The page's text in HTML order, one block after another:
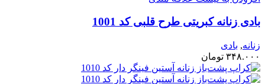
بادی زنانه کبریتی طرح قلبی کد 1001
زنانه, بادی
۳۴۸.۰۰۰ تومان